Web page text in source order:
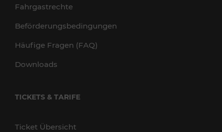
Fahrgastrechte
Beförderungsbedingungen
Häufige Fragen (FAQ)
Downloads
TICKETS & TARIFE
Ticket Übersicht